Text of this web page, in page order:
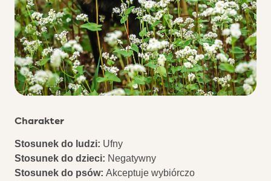
Charakter
Stosunek do ludzi: Ufny
Stosunek do dzieci: Negatywny
Stosunek do psów: Akceptuje wybiórczo